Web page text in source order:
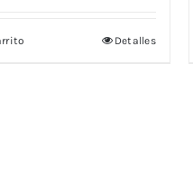
Detalles